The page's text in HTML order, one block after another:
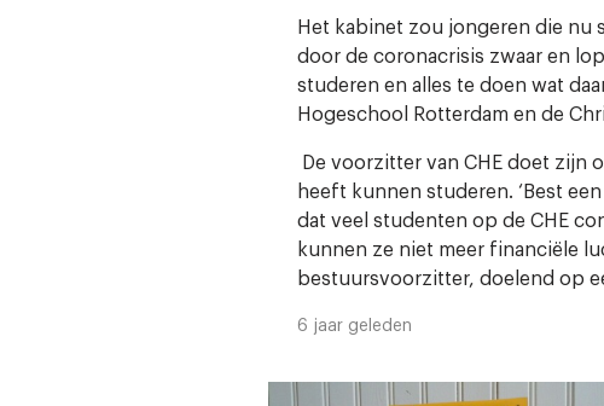
Het kabinet zou jongeren die nu
door de coronacrisis zwaar en
studeren en alles te doen wat
Hogeschool Rotterdam en de
De voorzitter van CHE doet zijn
heeft kunnen studeren. ‘Best
dat veel studenten op de CHE
kunnen ze niet meer financiële
bestuursvoorzitter, doelend op
6 jaar geleden